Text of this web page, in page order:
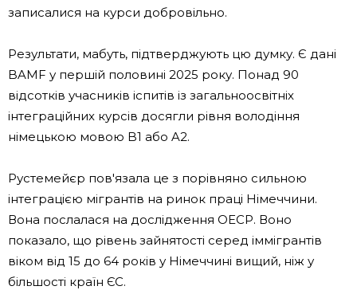
записалися на курси добровільно.
Результати, мабуть, підтверджують цю думку. Є дані
BAMF у першій половині 2025 року. Понад 90
відсотків учасників іспитів із загальноосвітніх
інтеграційних курсів досягли рівня володіння
німецькою мовою B1 або A2.
Рустемейєр пов'язала це з порівняно сильною
інтеграцією мігрантів на ринок праці Німеччини.
Вона послалася на дослідження ОЕСР. Воно
показало, що рівень зайнятості серед іммігрантів
віком від 15 до 64 років у Німеччині вищий, ніж у
більшості країн ЄС.